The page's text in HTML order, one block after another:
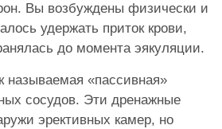
Вы возбуждены физически и
удержать приток крови,
до момента эякуляции.
называемая «пассивная»
сосудов. Эти дренажные
эрективных камер, но